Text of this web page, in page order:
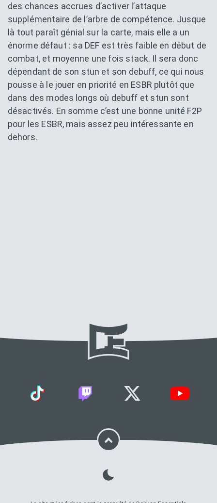
des chances accrues d’activer l’attaque
supplémentaire de l’arbre de compétence. Jusque
là tout paraît génial sur la carte, mais elle a un
énorme défaut : sa DEF est très faible en début de
combat, et moyenne une fois stack. Il sera donc
dépendant de son stun et son debuff, ce qui nous
pousse à le jouer en priorité en ESBR plutôt que
dans des modes longs où debuff et stun sont
désactivés. En somme c’est une bonne unité F2P
pour les ESBR, mais assez peu intéressante en
dehors.